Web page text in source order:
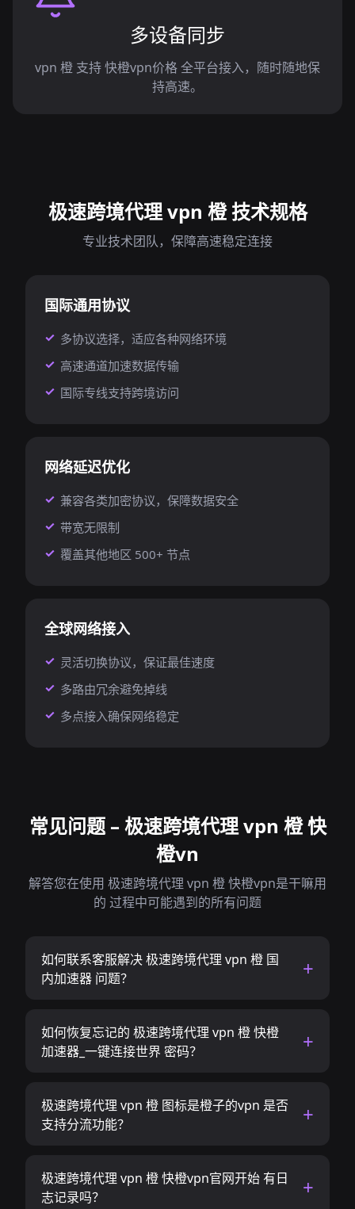
多设备同步
vpn 橙 支持 快橙vpn价格 全平台接入，随时随地保
持高速。
极速跨境代理 vpn 橙 技术规格
专业技术团队，保障高速稳定连接
国际通用协议
多协议选择，适应各种网络环境
高速通道加速数据传输
国际专线支持跨境访问
网络延迟优化
兼容各类加密协议，保障数据安全
带宽无限制
覆盖其他地区 500+ 节点
全球网络接入
灵活切换协议，保证最佳速度
多路由冗余避免掉线
多点接入确保网络稳定
常见问题 – 极速跨境代理 vpn 橙 快
橙vn
解答您在使用 极速跨境代理 vpn 橙 快橙vpn是干嘛用
的 过程中可能遇到的所有问题
如何联系客服解决 极速跨境代理 vpn 橙 国
内加速器 问题？
如何恢复忘记的 极速跨境代理 vpn 橙 快橙
加速器_一键连接世界 密码？
极速跨境代理 vpn 橙 图标是橙子的vpn 是否
支持分流功能？
极速跨境代理 vpn 橙 快橙vpn官网开始 有日
志记录吗？